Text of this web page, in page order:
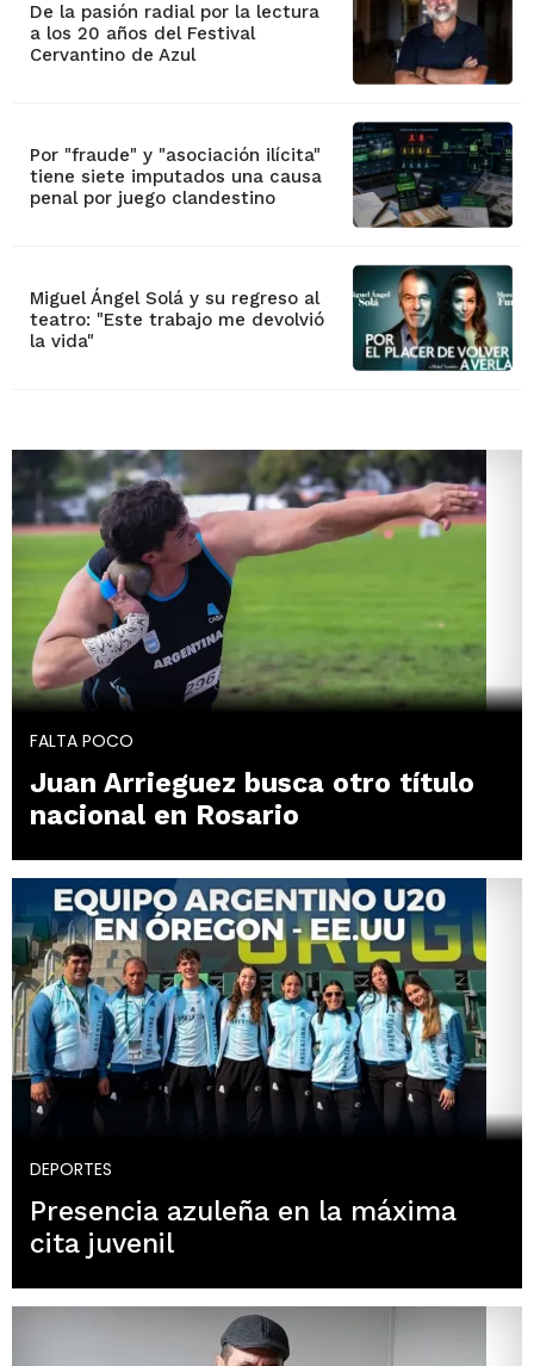
De la pasión radial por la lectura
a los 20 años del Festival
Cervantino de Azul
Por "fraude" y "asociación ilícita"
tiene siete imputados una causa
penal por juego clandestino
Miguel Ángel Solá y su regreso al
teatro: "Este trabajo me devolvió
la vida"
FALTA POCO
Juan Arrieguez busca otro título
nacional en Rosario
DEPORTES
Presencia azuleña en la máxima
cita juvenil